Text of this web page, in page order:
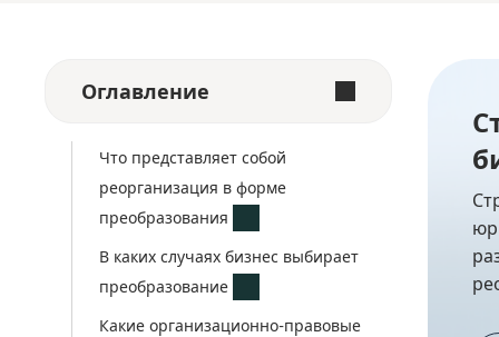
Оглавление
Что представляет собой
реорганизация в форме
преобразования
В каких случаях бизнес выбирает
преобразование
Какие организационно-правовые